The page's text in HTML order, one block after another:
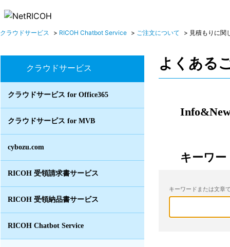
クラウドサービス > RICOH Chatbot Service > ご注文について > 見積もりに関
クラウドサービス
クラウドサービス for Office365
クラウドサービス for MVB
cybozu.com
RICOH 受領請求書サービス
RICOH 受領納品書サービス
RICOH Chatbot Service
よくある
キーワー
キーワードまたは文章